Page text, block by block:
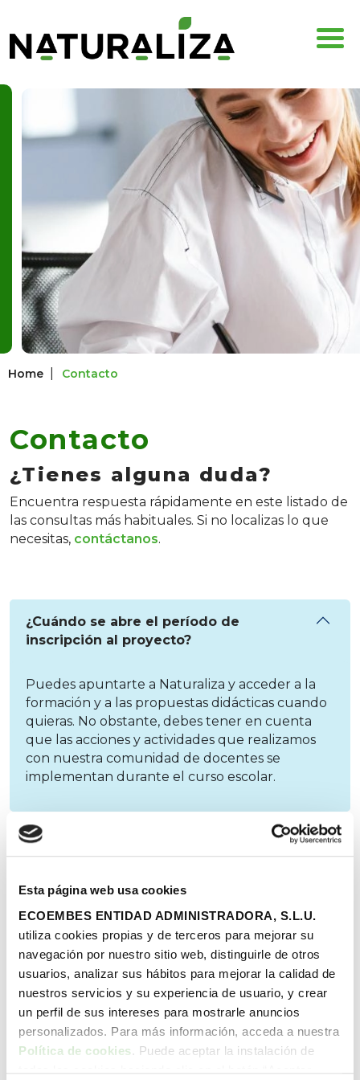
Esta página web usa cookies
ECOEMBES ENTIDAD ADMINISTRADORA, S.L.U.
utiliza cookies propias y de terceros para mejorar su
navegación por nuestro sitio web, distinguirle de otros
usuarios, analizar sus hábitos para mejorar la calidad de
nuestros servicios y su experiencia de usuario, y crear
un perfil de sus intereses para mostrarle anuncios
personalizados. Para más información, acceda a nuestra
Política de cookies. Puede aceptar la instalación de
Home Contacto
Contacto
¿Tienes alguna duda?
Encuentra respuesta rápidamente en este listado de
las consultas más habituales. Si no localizas lo que
necesitas, contáctanos.
¿Cuándo se abre el período de
inscripción al proyecto?
Puedes apuntarte a Naturaliza y acceder a la
formación y a las propuestas didácticas cuando
quieras. No obstante, debes tener en cuenta
que las acciones y actividades que realizamos
con nuestra comunidad de docentes se
implementan durante el curso escolar.
Soy estudiante de magisterio/soy
en activo, ¿puedo apuntarme al
proyecto?
Necesito papeleras para reciclar en mi
centro ¿cómo las solicito?